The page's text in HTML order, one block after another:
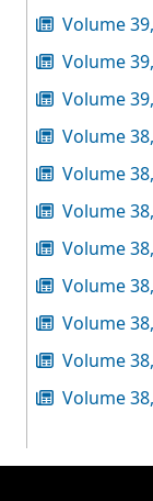
Volume
Volume
Volume
Volume
Volume
Volume
Volume
Volume
Volume
Volume
Volume